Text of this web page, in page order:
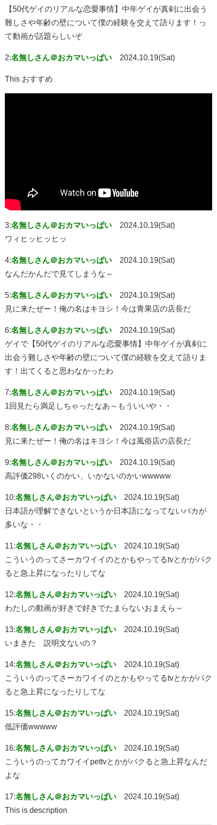
【50代ゲイのリアルな恋愛事情】中年ゲイが真剣に出会う
難しさや年齢の壁について僕の経験を交えて語ります！っ
て動画が話題らしいぞ
2:名無しさん＠おカマいっぱい 2024.10.19(Sat)
This おすすめ
3:名無しさん＠おカマいっぱい
2024.10.19(Sat)
ワィヒッヒッヒッ
4:名無しさん＠おカマいっぱい
2024.10.19(Sat)
なんだかんだで見てしまうな～
5:名無しさん＠おカマいっぱい
2024.10.19(Sat)
見に来たぜー！俺の名はキヨシ！今は青果店の店長だ
6:名無しさん＠おカマいっぱい
2024.10.19(Sat)
ゲイで【50代ゲイのリアルな恋愛事情】中年ゲイが真剣に
出会う難しさや年齢の壁について僕の経験を交えて語りま
す！出てくると思わなかったわ
7:名無しさん＠おカマいっぱい
2024.10.19(Sat)
1回見たら満足しちゃったなあ～もういいや・・
8:名無しさん＠おカマいっぱい
2024.10.19(Sat)
見に来たぜー！俺の名はキヨシ！今は風俗店の店長だ
9:名無しさん＠おカマいっぱい
2024.10.19(Sat)
高評価298いくのかい、いかないのかいwwwww
10:名無しさん＠おカマいっぱい
2024.10.19(Sat)
日本語が理解できないというか日本語になってないバカが
多いな・・
11:名無しさん＠おカマいっぱい
2024.10.19(Sat)
こういうのってさーカワイイのとかもやってるtvとかがパク
ると急上昇になったりしてな
12:名無しさん＠おカマいっぱい
2024.10.19(Sat)
わたしの動画が好きで好きでたまらないおまえら～
13:名無しさん＠おカマいっぱい
2024.10.19(Sat)
いまきた 説明文ないの？
14:名無しさん＠おカマいっぱい
2024.10.19(Sat)
こういうのってさーカワイイのとかもやってるtvとかがパク
ると急上昇になったりしてな
15:名無しさん＠おカマいっぱい
2024.10.19(Sat)
低評価wwwww
16:名無しさん＠おカマいっぱい
2024.10.19(Sat)
こういうのってカワイイpettvとかがパクると急上昇なんだ
よな
17:名無しさん＠おカマいっぱい
2024.10.19(Sat)
This is description